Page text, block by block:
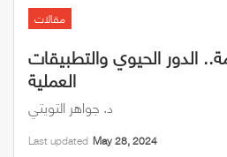
مقالات
الدور الحيوي والتطبيقات
العملية
د. جواهر التويتي
Last updated May 28, 2024